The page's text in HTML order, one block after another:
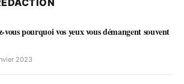
vous pourquoi vos yeux vous démangent souvent
2023